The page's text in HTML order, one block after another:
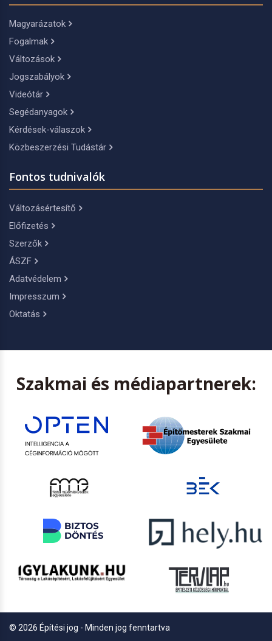
Magyarázatok
Fogalmak
Változások
Jogszabályok
Videótár
Segédanyagok
Kérdések-válaszok
Közbeszerzési Tudástár
Fontos tudnivalók
Változásértesítő
Előfizetés
Szerzők
ÁSZF
Adatvédelem
Impresszum
Oktatás
Szakmai és médiapartnerek:
© 2026 Építési jog - Minden jog fenntartva